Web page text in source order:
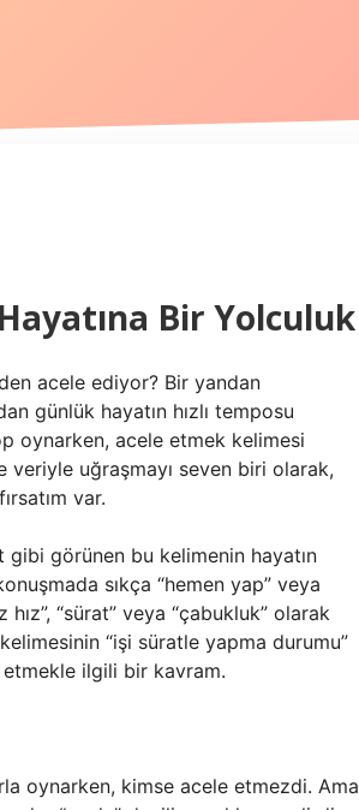
Bir Yolculuk
acele ediyor? Bir yandan
günlük hayatın hızlı temposu
oynarken, acele etmek kelimesi
veriyle uğraşmayı seven biri olarak,
var.
gibi görünen bu kelimenin hayatın
sıkça “hemen yap” veya
“sürat” veya “çabukluk” olarak
“işi süratle yapma durumu”
etmekle ilgili bir kavram.
oynarken, kimse acele etmezdi. Ama